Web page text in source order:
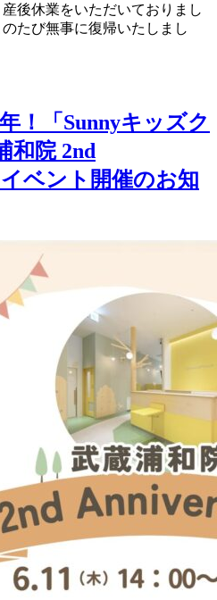
後休業をいただいておりまし
たび無事に復帰いたしまし
！「Sunnyキッズク
和院 2nd
ベント開催のお知